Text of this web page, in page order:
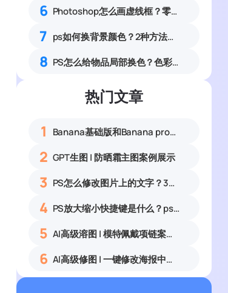
6 Photoshop怎么画虚线框？零基础自定义虚线边框教程
7 ps如何换背景颜色？2种方法从换背景颜色操作指南
8 PS怎么给物品局部换色？色彩范围精准改色零基础教程
热门文章
1 Banana基础版和Banana pro区别对比丨具体案例应用+使用教程
2 GPT生图 | 防晒霜主图案例展示
3 PS怎么修改图片上的文字？3种无痕改字方法，新手也能搞定
4 PS放大缩小快捷键是什么？ps怎么把图片拉大拉小？
5 AI高级溶图 | 模特佩戴项链案例展示
6 AI高级修图 | 一键修改海报中的文字